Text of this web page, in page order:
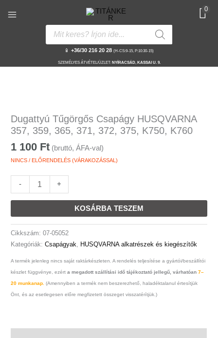
0
Products
search
📱 +36/30 216 20 28 (H-CS:9-15, P:10:30-15)
SZEMÉLYES ÁTVÉTEL/ÜZLET: NYÍRACSÁD, KASSAI U. 9.
Dugattyú Tűgörgős Csapágy HUSQVARNA
357, 359, 365, 371, 372, 375, K750, K760
1 100 Ft (bruttó, ÁFA-val)
NINCS / ELŐRENDELÉS (VÁRAKOZÁSSAL)
-
Tűgörgős
Csapágy
HUSQVARNA
357,
359,
372,
K750,
K760
+
KOSÁRBA TESZEM
Cikkszám:07-05052
Kategóriák:Csapágyak, HUSQVARNA alkatrészek és kiegészítők
A termék jelenleg nincs saját raktárkészleten. A rendelés teljesítése a gyártói/beszállítói
készlet függvénye, ezérta megadott szállítási idő tájékoztató jellegű, várhatóan7–
20 munkanap. (Amennyiben a termék nem beszerezhető, haladéktalanul értesítjük
Önt, és az esetlegesen előre megfizetett összeget visszatérítjük.)